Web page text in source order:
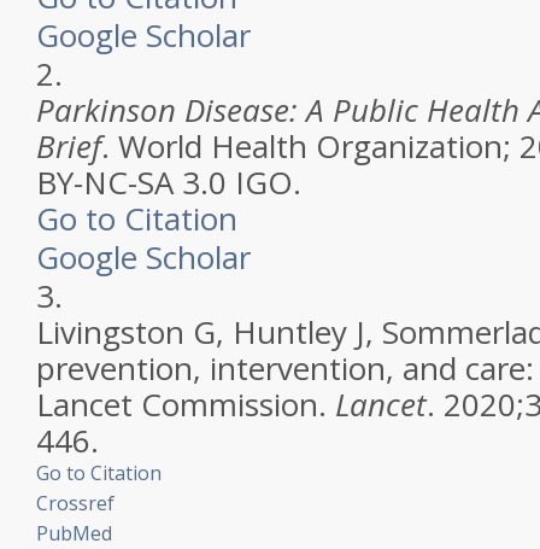
Google Scholar
2.
Parkinson Disease: A Public Health
Brief. World Health Organization;
BY-NC-SA 3.0 IGO.
Go to Citation
Google Scholar
3.
Livingston G, Huntley J,
prevention, intervention, and
Lancet Commission. Lancet.
446.
Go to Citation
Crossref
PubMed